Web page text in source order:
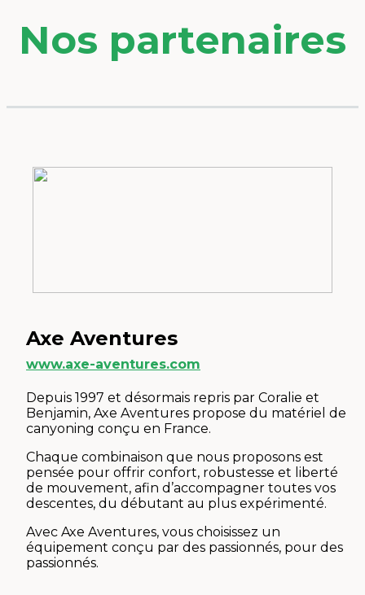
Nos partenaires
Axe Aventures
www.axe-aventures.com
Depuis 1997 et désormais repris par Coralie et
Benjamin, Axe Aventures propose du matériel de
canyoning conçu en France.
Chaque combinaison que nous proposons est
pensée pour offrir confort, robustesse et liberté
de mouvement, afin d’accompagner toutes vos
descentes, du débutant au plus expérimenté.
Avec Axe Aventures, vous choisissez un
équipement conçu par des passionnés, pour des
passionnés.